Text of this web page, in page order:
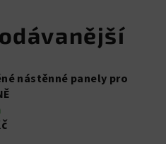
nástěnné panely pro